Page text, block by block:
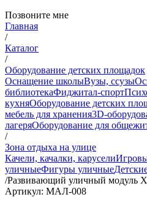
Позвоните мне
Главная
/
Каталог
/
Оборудование детских площадок
Оснащение школыВузы, ссузы
библиотекаФиджитал-спорт
кухняОборудование детских
мебель для хранения3D-
лагеряОборудование для
/
Зона отдыха на улице
Качели, качалки, карусели
уличныеФигуры уличные
/Развивающий уличный модуль
Артикул: МАЛ-008